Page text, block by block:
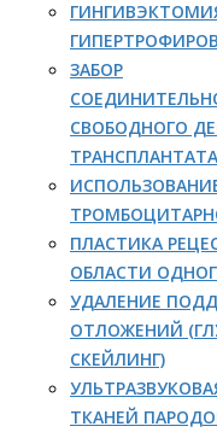
ЗАБОР
СВОБОДНОГО
ТРАНСПЛАНТАТА
ПЛАСТИКА
ОБЛАСТИ
УДАЛЕНИЕ
ОТЛОЖЕНИЙ
СКЕЙЛИНГ)
ТКАНЕЙ